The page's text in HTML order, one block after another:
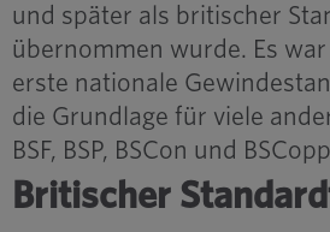
und später als britischer
übernommen wurde. Es
erste nationale
die Grundlage für viele
BSF, BSP, BSCon und
Britischer